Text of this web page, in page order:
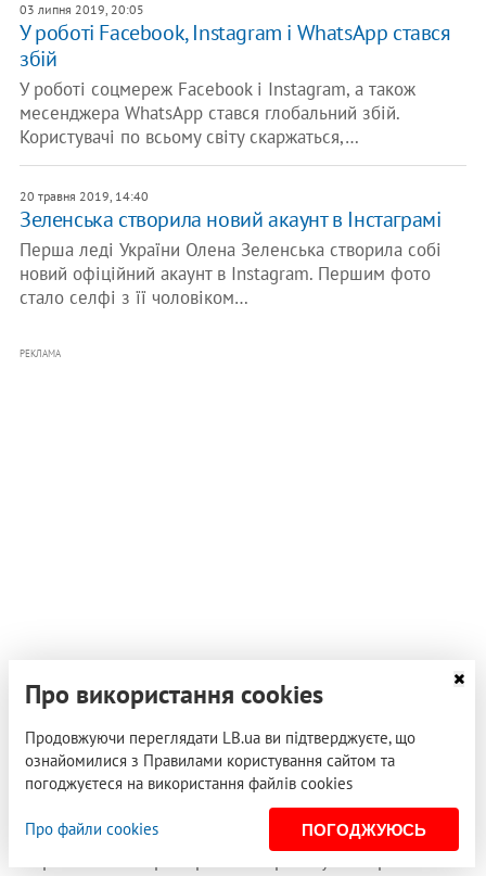
03 липня 2019, 20:05
У роботі Facebook, Instagram і WhatsApp стався
збій
У роботі соцмереж Facebook і Instagram, а також
месенджера WhatsApp стався глобальний збій.
Користувачі по всьому світу скаржаться,…
20 травня 2019, 14:40
Зеленська створила новий акаунт в Інстаграмі
Перша леді України Олена Зеленська створила собі
новий офіційний акаунт в Instagram. Першим фото
стало селфі з її чоловіком…
РЕКЛАМА
СВІТЛАНА ОСІПЧУК
Історії Єви: пам'ять про
Голокост в епоху соціальних
мереж
Про використання cookies
Продовжуючи переглядати LB.ua ви підтверджуєте, що
ознайомилися з Правилами користування сайтом та
погоджуєтеся на використання файлів cookies
Про файли cookies ПОГОДЖУЮСЬ